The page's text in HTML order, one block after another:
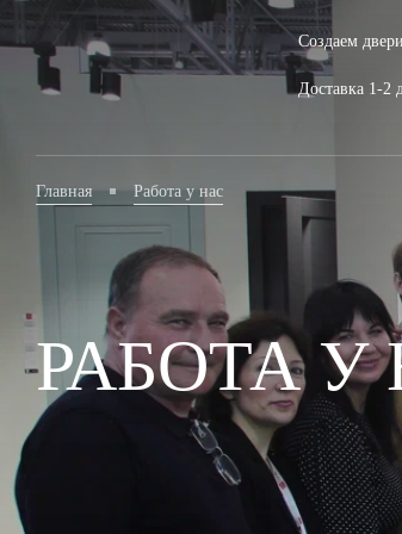
Создаем
Доставка 1-2
Главная Работа у нас
РАБОТА У